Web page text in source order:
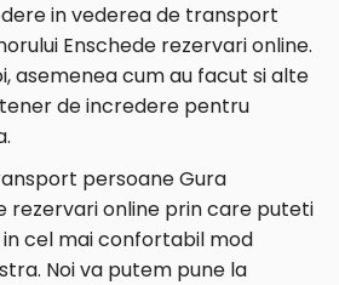
in vederea de transport
Enschede rezervari online.
asemenea cum au facut si alte
de incredere pentru
persoane Gura
rezervari online prin care puteti
cel mai confortabil mod
Noi va putem pune la